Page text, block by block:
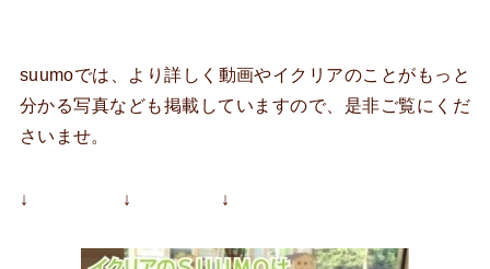
suumoでは、より詳しく動画やイクリアのことがもっと
分かる写真なども掲載していますので、是非ご覧にくだ
さいませ。
↓ ↓ ↓